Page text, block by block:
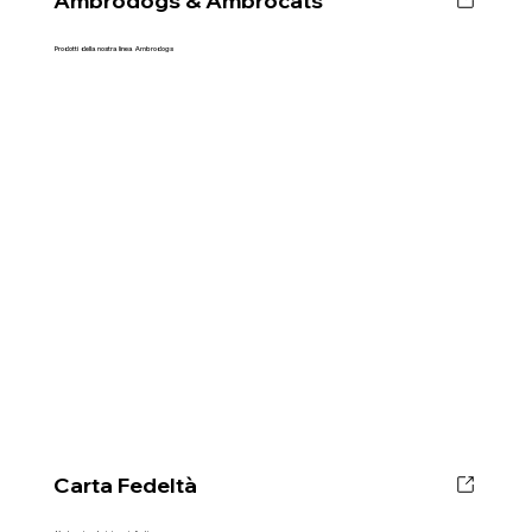
Prodotti della nostra linea Ambrodogs
Carta Fedeltà